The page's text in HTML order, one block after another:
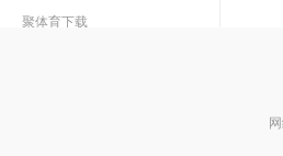
聚体育下载